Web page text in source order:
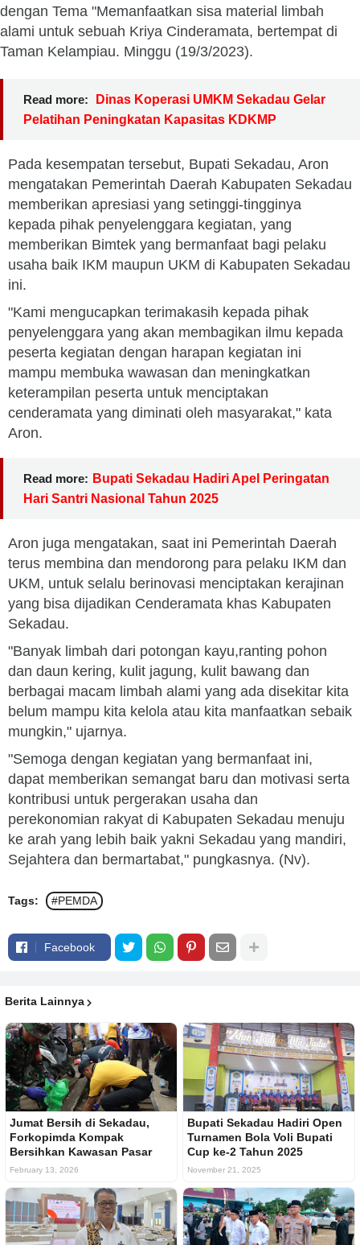
dengan Tema "Memanfaatkan sisa material limbah
alami untuk sebuah Kriya Cinderamata, bertempat di
Taman Kelampiau. Minggu (19/3/2023).
Read more:
Dinas Koperasi UMKM Sekadau Gelar
Pelatihan Peningkatan Kapasitas KDKMP
Pada kesempatan tersebut, Bupati Sekadau, Aron
mengatakan Pemerintah Daerah Kabupaten Sekadau
memberikan apresiasi yang setinggi-tingginya
kepada pihak penyelenggara kegiatan, yang
memberikan Bimtek yang bermanfaat bagi pelaku
usaha baik IKM maupun UKM di Kabupaten Sekadau
ini.
"Kami mengucapkan terimakasih kepada pihak
penyelenggara yang akan membagikan ilmu kepada
peserta kegiatan dengan harapan kegiatan ini
mampu membuka wawasan dan meningkatkan
keterampilan peserta untuk menciptakan
cenderamata yang diminati oleh masyarakat," kata
Aron.
Read more: Bupati Sekadau Hadiri Apel Peringatan
Hari Santri Nasional Tahun 2025
Aron juga mengatakan, saat ini Pemerintah Daerah
terus membina dan mendorong para pelaku IKM dan
UKM, untuk selalu berinovasi menciptakan kerajinan
yang bisa dijadikan Cenderamata khas Kabupaten
Sekadau.
"Banyak limbah dari potongan kayu,ranting pohon
dan daun kering, kulit jagung, kulit bawang dan
berbagai macam limbah alami yang ada disekitar kita
belum mampu kita kelola atau kita manfaatkan sebaik
mungkin," ujarnya.
"Semoga dengan kegiatan yang bermanfaat ini,
dapat memberikan semangat baru dan motivasi serta
kontribusi untuk pergerakan usaha dan
perekonomian rakyat di Kabupaten Sekadau menuju
ke arah yang lebih baik yakni Sekadau yang mandiri,
Sejahtera dan bermartabat," pungkasnya. (Nv).
Tags: #PEMDA
Facebook
Berita Lainnya
Jumat Bersih di Sekadau,
Forkopimda Kompak
Bersihkan Kawasan Pasar
February 13, 2026
Bupati Sekadau Hadiri Open
Turnamen Bola Voli Bupati
Cup ke-2 Tahun 2025
November 21, 2025